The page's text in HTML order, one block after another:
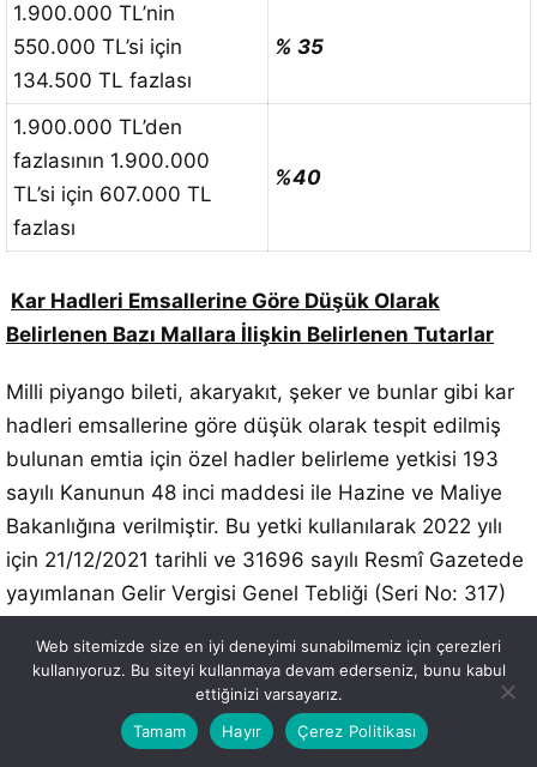
1.900.000 TL’nin
550.000 TL’si için
134.500 TL fazlası
% 35
1.900.000 TL’den
fazlasının 1.900.000
TL’si için 607.000 TL
fazlası
%40
Kar Hadleri Emsallerine Göre Düşük Olarak
Belirlenen Bazı Mallara İlişkin Belirlenen Tutarlar
Milli piyango bileti, akaryakıt, şeker ve bunlar gibi kar
hadleri emsallerine göre düşük olarak tespit edilmiş
bulunan emtia için özel hadler belirleme yetkisi 193
sayılı Kanunun 48 inci maddesi ile Hazine ve Maliye
Bakanlığına verilmiştir. Bu yetki kullanılarak 2022 yılı
için 21/12/2021 tarihli ve 31696 sayılı Resmî Gazetede
yayımlanan Gelir Vergisi Genel Tebliği (Seri No: 317)
Buna göre, anılan maddelerin ticaretini yapanların,
2023 takvim yılında da basit usulden
yararlanabilmeleri için alış, satış veya hasılatlarının
Web sitemizde size en iyi deneyimi sunabilmemiz için çerezleri
kullanıyoruz. Bu siteyi kullanmaya devam ederseniz, bunu kabul
ettiğinizi varsayarız.
Tamam
Hayır Çerez Politikası